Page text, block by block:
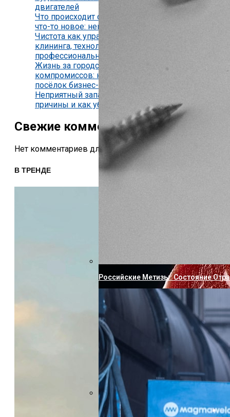
Насколько Близки Латынь И
Российские Метизы: Состояние
двигателей
Что происходит с мозгом, когда мы изучаем
что-то новое: нейробиология обучения
Чистота как управляемый процесс: виды
клининга, технологии и критерии
профессиональной уборки
Жизнь за городской чертой без бытовых
компромиссов: как устроен коттеджный
посёлок бизнес-класса
Неприятный запах из кондиционера —
причины и как убрать
Свежие комментарии
Нет комментариев для просмотра.
В ТРЕНДЕ